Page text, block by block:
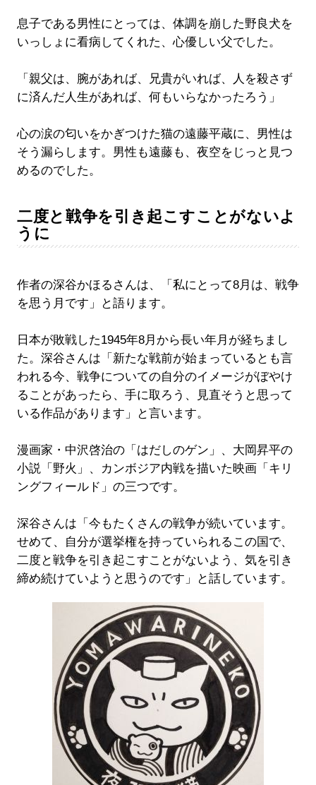
息子である男性にとっては、体調を崩した野良犬を
いっしょに看病してくれた、心優しい父でした。
「親父は、腕があれば、兄貴がいれば、人を殺さず
に済んだ人生があれば、何もいらなかったろう」
心の涙の匂いをかぎつけた猫の遠藤平蔵に、男性は
そう漏らします。男性も遠藤も、夜空をじっと見つ
めるのでした。
二度と戦争を引き起こすことがないよ
うに
作者の深谷かほるさんは、「私にとって8月は、戦争
を思う月です」と語ります。
日本が敗戦した1945年8月から長い年月が経ちまし
た。深谷さんは「新たな戦前が始まっているとも言
われる今、戦争についての自分のイメージがぼやけ
ることがあったら、手に取ろう、見直そうと思って
いる作品があります」と言います。
漫画家・中沢啓治の「はだしのゲン」、大岡昇平の
小説「野火」、カンボジア内戦を描いた映画「キリ
ングフィールド」の三つです。
深谷さんは「今もたくさんの戦争が続いています。
せめて、自分が選挙権を持っていられるこの国で、
二度と戦争を引き起こすことがないよう、気を引き
締め続けていようと思うのです」と話しています。